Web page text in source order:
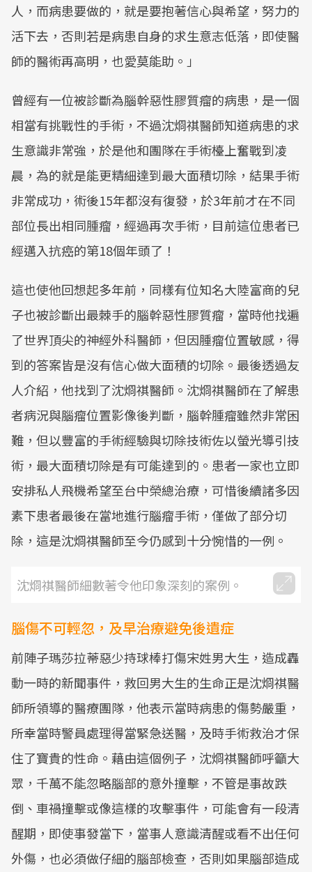
人，而病患要做的，就是要抱著信心與希望，努力的
活下去，否則若是病患自身的求生意志低落，即使醫
師的醫術再高明，也愛莫能助。」
曾經有一位被診斷為腦幹惡性膠質瘤的病患，是一個
相當有挑戰性的手術，不過沈烱祺醫師知道病患的求
生意識非常強，於是他和團隊在手術檯上奮戰到凌
晨，為的就是能更精細達到最大面積切除，結果手術
非常成功，術後15年都沒有復發，於3年前才在不同
部位長出相同腫瘤，經過再次手術，目前這位患者已
經邁入抗癌的第18個年頭了！
這也使他回想起多年前，同樣有位知名大陸富商的兒
子也被診斷出最棘手的腦幹惡性膠質瘤，當時他找遍
了世界頂尖的神經外科醫師，但因腫瘤位置敏感，得
到的答案皆是沒有信心做大面積的切除。最後透過友
人介紹，他找到了沈烱祺醫師。沈烱祺醫師在了解患
者病況與腦瘤位置影像後判斷，腦幹腫瘤雖然非常困
難，但以豐富的手術經驗與切除技術佐以螢光導引技
術，最大面積切除是有可能達到的。患者一家也立即
安排私人飛機希望至台中榮總治療，可惜後續諸多因
素下患者最後在當地進行腦瘤手術，僅做了部分切
除，這是沈烱祺醫師至今仍感到十分惋惜的一例。
沈烱祺醫師細數著令他印象深刻的案例。
腦傷不可輕忽，及早治療避免後遺症
前陣子瑪莎拉蒂惡少持球棒打傷宋姓男大生，造成轟
動一時的新聞事件，救回男大生的生命正是沈烱祺醫
師所領導的醫療團隊，他表示當時病患的傷勢嚴重，
所幸當時警員處理得當緊急送醫，及時手術救治才保
住了寶貴的性命。藉由這個例子，沈烱祺醫師呼籲大
眾，千萬不能忽略腦部的意外撞擊，不管是事故跌
倒、車禍撞擊或像這樣的攻擊事件，可能會有一段清
醒期，即使事發當下，當事人意識清醒或看不出任何
外傷，也必須做仔細的腦部檢查，否則如果腦部造成